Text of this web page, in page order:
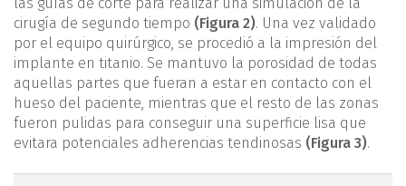
cirugía de segundo tiempo (Figura 2). Una vez validado
por el equipo quirúrgico, se procedió a la impresión del
implante en titanio. Se mantuvo la porosidad de todas
aquellas partes que fueran a estar en contacto con el
hueso del paciente, mientras que el resto de las zonas
fueron pulidas para conseguir una superficie lisa que
evitara potenciales adherencias tendinosas (Figura 3).